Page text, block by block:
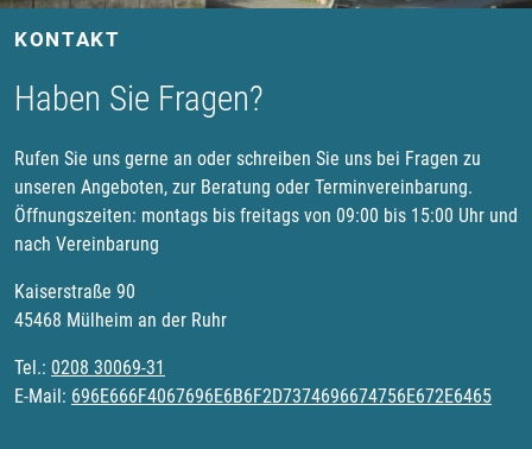
KONTAKT
Haben Sie Fragen?
Rufen Sie uns gerne an oder schreiben Sie uns bei Fragen zu
unseren Angeboten, zur Beratung oder Terminvereinbarung.
Öffnungszeiten: montags bis freitags von 09:00 bis 15:00 Uhr und
nach Vereinbarung
Kaiserstraße 90
45468 Mülheim an der Ruhr
Tel.: 0208 30069-31
E-Mail: 696E666F4067696E6B6F2D7374696674756E672E6465